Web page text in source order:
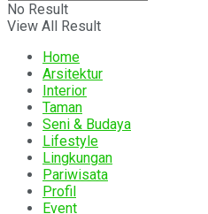
No Result
View All Result
Home
Arsitektur
Interior
Taman
Seni & Budaya
Lifestyle
Lingkungan
Pariwisata
Profil
Event